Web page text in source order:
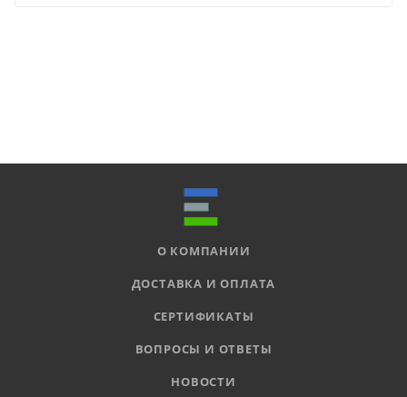
О КОМПАНИИ
ДОСТАВКА И ОПЛАТА
СЕРТИФИКАТЫ
ВОПРОСЫ И ОТВЕТЫ
НОВОСТИ